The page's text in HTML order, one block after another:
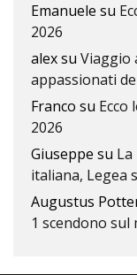
Emanuele su
2026
alexsu Viaggio
appassionati
Franco su Ecco
2026
Giuseppe su
italiana, Legea
Augustus
1 scendono